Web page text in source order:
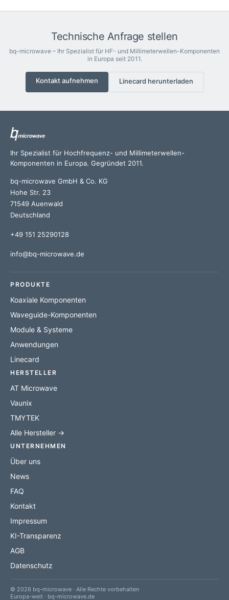
Technische Anfrage stellen
bq-microwave – Ihr Spezialist für HF- und Millimeterwellen-Komponenten
in Europa seit 2011.
Kontakt aufnehmen Linecard herunterladen
Ihr Spezialist für Hochfrequenz- und Millimeterwellen-
Komponenten in Europa. Gegründet 2011.
bq-microwave GmbH & Co. KG
Hohe Str. 23
71549 Auenwald
Deutschland
+49 151 25290128
info@bq-microwave.de
PRODUKTE
Koaxiale Komponenten
Waveguide-Komponenten
Module & Systeme
Anwendungen
Linecard
HERSTELLER
AT Microwave
Vaunix
TMYTEK
Alle Hersteller →
UNTERNEHMEN
Über uns
News
FAQ
Kontakt
Impressum
KI-Transparenz
AGB
Datenschutz
© 2026 bq-microwave · Alle Rechte vorbehalten
Europa-weit · bq-microwave.de